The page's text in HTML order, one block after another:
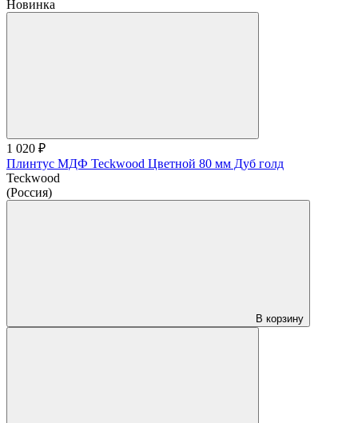
Новинка
1 020 ₽
Плинтус МДФ Teckwood Цветной 80 мм Дуб голд
Teckwood
(Россия)
В корзину